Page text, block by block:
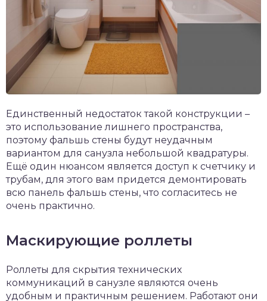
Единственный недостаток такой конструкции –
это использование лишнего пространства,
поэтому фальшь стены будут неудачным
вариантом для санузла небольшой квадратуры.
Ещё один нюансом является доступ к счетчику и
трубам, для этого вам придется демонтировать
всю панель фальшь стены, что согласитесь не
очень практично.
Маскирующие роллеты
Роллеты для скрытия технических
коммуникаций в санузле являются очень
удобным и практичным решением. Работают они